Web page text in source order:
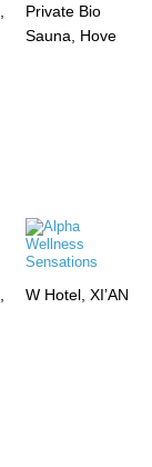
Private Bio
Sauna, Hove
W Hotel, XI’AN